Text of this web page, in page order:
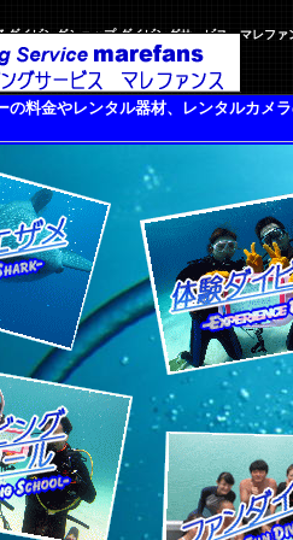
ダイビングショップ ダイビングサービス マレファ
の料金やレンタル器材、レンタルカメ